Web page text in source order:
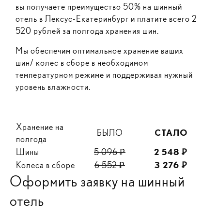
вы получаете преимущество 50% на шинный
отель в Лексус-Екатеринбург и платите всего 2
520 рублей за полгода хранения шин.
Мы обеспечим оптимальное хранение ваших
шин/ колес в сборе в необходимом
температурном режиме и поддерживая нужный
уровень влажности.
Хранение на
полгода
БЫЛО
СТАЛО
Шины
5 096Ꝑ
2 548 Ꝑ
Колеса в сборе
6 552 Ꝑ 3 276 Ꝑ
Оформить заявку на шинный
отель